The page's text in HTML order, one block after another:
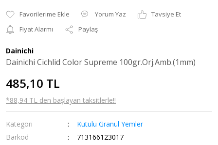
Yorum Yaz
Tavsiye Et
Fiyat Alarmı
Paylaş
Dainichi
Dainichi Cichlid Color Supreme 100gr.Orj.Amb.(1mm)
485,10 TL
*88,94 TL den başlayan taksitlerle!!
Kategori
Kutulu Granül Yemler
Barkod
713166123017